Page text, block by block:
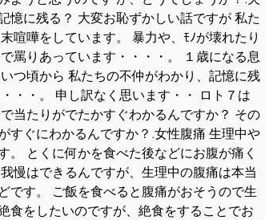
憶に残る？ 大変お恥ずかしい話ですが 私た
喧嘩をしています。 暴力や、ﾓﾉが壊れたり
罵りあっています・・・・。 １歳になる息
つ頃から 私たちの不仲がわかり、記憶に残
・・。 申し訳なく思います・・ ロト７は
当たりがでたかすぐわかるんですか？ その
すぐにわかるんですか？.女性腹痛 生理中や
。 とくに何かを食べた後などにお腹が痛く
慢はできるんですが、生理中の腹痛は本当
です。 ご飯を食べると腹痛がおそうので生
食をしたいのですが、絶食をすることでお